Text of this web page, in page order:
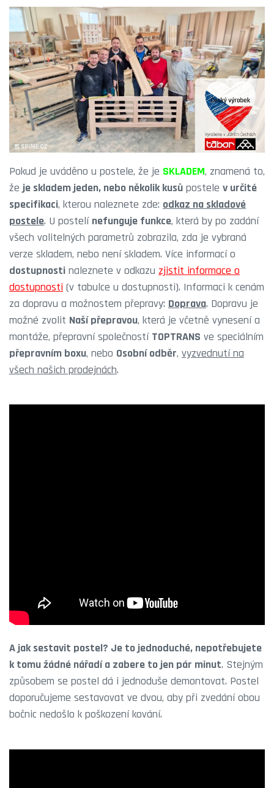
Pokud je uváděno u postele, že je SKLADEM, znamená to,
žeje skladem jeden, nebo několik kusů postele v určité
specifikaci, kterou naleznete zde: odkaz na skladové
postele. U postelí nefunguje funkce, která by po zadání
všech volitelných parametrů zobrazila, zda je vybraná
verze skladem, nebo není skladem. Více informací o
dostupnosti naleznete v odkazu zjistit informace o
dostupnosti (v tabulce u dostupnosti). Informaci k cenám
za dopravu a možnostem přepravy: Doprava. Dopravu je
možné zvolit Naší přepravou, která je včetně vynesení a
montáže, přepravní společností TOPTRANS ve speciálním
přepravním boxu, nebo Osobní odběr, vyzvednutí na
všech našich prodejnách.
A jak sestavit postel? Je to jednoduché, nepotřebujete
k tomu žádné nářadí a zabere to jen pár minut. Stejným
způsobem se postel dá i jednoduše demontovat. Postel
doporučujeme sestavovat ve dvou, aby při zvedání obou
bočnic nedošlo k poškození kování.